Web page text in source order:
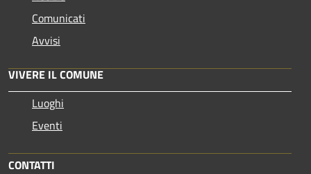
Comunicati
Avvisi
VIVERE IL COMUNE
Luoghi
Eventi
CONTATTI